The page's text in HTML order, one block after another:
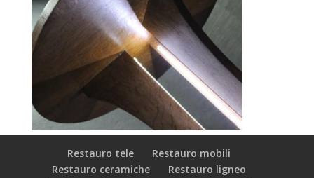
Restauro tele
Restauro mobili
Restauro ceramiche
Restauro ligneo